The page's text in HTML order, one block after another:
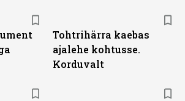
Tohtrihärra kaebas
ajalehe kohtusse.
Korduvalt